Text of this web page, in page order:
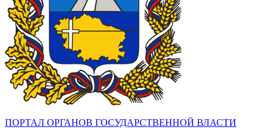
ПОРТАЛ ОРГАНОВ ГОСУДАРСТВЕННОЙ ВЛАСТИ